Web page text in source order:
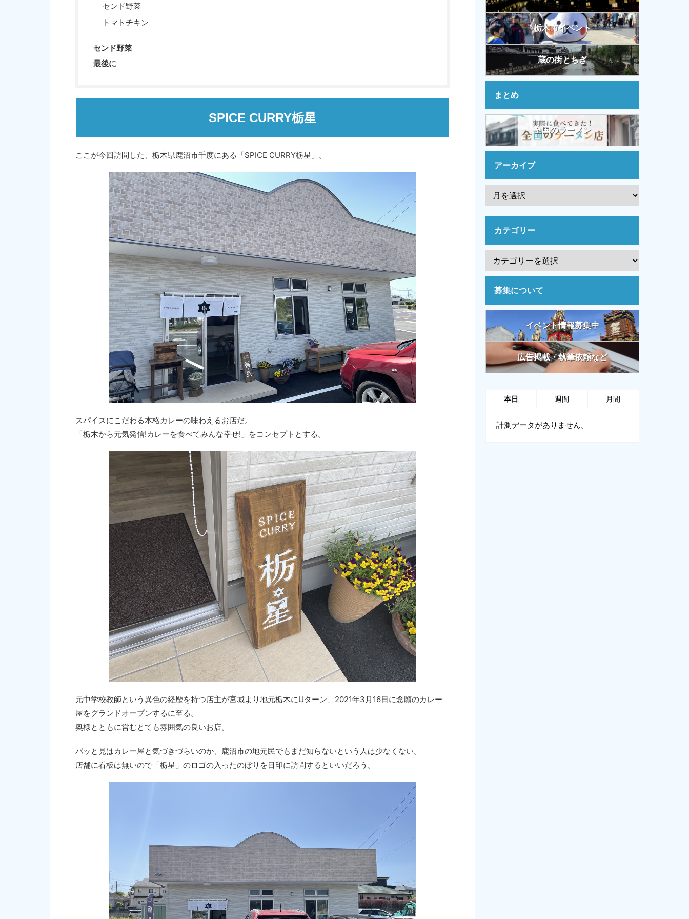
センド野菜
トマトチキン
センド野菜
最後に
SPICE CURRY栃星
ここが今回訪問した、栃木県鹿沼市千度にある「SPICE CURRY栃星」。
スパイスにこだわる本格カレーの味わえるお店だ。
「栃木から元気発信!カレーを食べてみんな幸せ!」をコンセプトとする。
元中学校教師という異色の経歴を持つ店主が宮城より地元栃木にUターン、2021年3月16日に念願のカレー
屋をグランドオープンするに至る。
奥様とともに営むとても雰囲気の良いお店。
パッと見はカレー屋と気づきづらいのか、鹿沼市の地元民でもまだ知らないという人は少なくない。
店舗に看板は無いので「栃星」のロゴの入ったのぼりを目印に訪問するといいだろう。
栃木市イベント
蔵の街とちぎ
まとめ
全国のラーメン
アーカイブ
カテゴリー
募集について
イベント情報募集中
広告掲載・執筆依頼など
本日 週間 月間
計測データがありません。